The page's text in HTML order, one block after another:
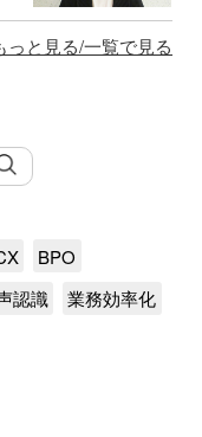
っと見る/一覧で見る
BPO
認識 業務効率化